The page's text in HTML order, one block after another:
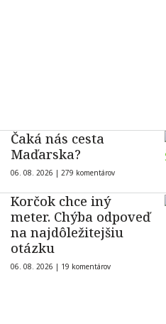
Čaká nás cesta
Maďarska?
06. 08. 2026 | 279 komentárov
Korčok chce iný
meter. Chýba odpoveď
na najdôležitejšiu
otázku
06. 08. 2026 | 19 komentárov